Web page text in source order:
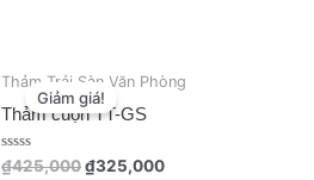
Giảm giá!
Thảm Trải Sàn Văn Phòng
Thảm cuộn TT-GS
Được
₫425,000
gốc
là:
₫325,000
hiện